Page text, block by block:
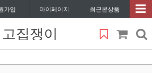
가입 마이페이지 최근본상품
집쟁이